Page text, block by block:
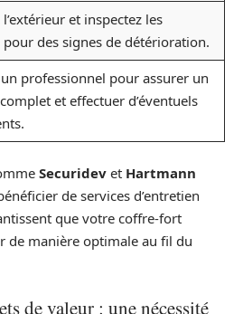
et inspectez les
des signes de détérioration.
un professionnel pour assurer un
et effectuer d’éventuels
Securidev et Hartmann
de services d’entretien
que votre coffre-fort
de manière optimale au fil du
de valeur : une nécessité